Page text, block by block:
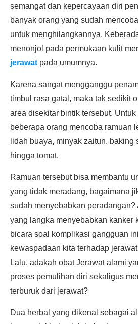
semangat dan kepercayaan diri
banyak orang yang sudah
untuk menghilangkannya.
menonjol pada permukaan kulit
jerawat pada umumnya.
Karena sangat mengganggu
timbul rasa gatal, maka tak sedikit
area disekitar bintik tersebut.
beberapa orang mencoba ramuan
lidah buaya, minyak zaitun, baking
hingga tomat.
Ramuan tersebut bisa membantu
yang tidak meradang, bagaimana
sudah menyebabkan peradangan?
yang langka menyebabkan kanker
bicara soal komplikasi gangguan
kewaspadaan kita terhadap
Lalu, adakah obat Jerawat alami
proses pemulihan diri sekaligus
terburuk dari jerawat?
Dua herbal yang dikenal sebagai